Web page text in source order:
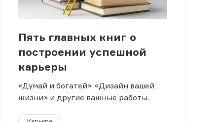
Пять главных книг о
построении успешной
карьеры
«Думай и богатей», «Дизайн вашей
жизни» и другие важные работы.